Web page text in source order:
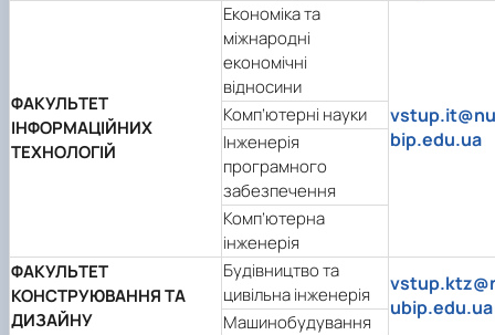
ФАКУЛЬТЕТ
ІНФОРМАЦІЙНИХ
ТЕХНОЛОГІЙ
Економіка та
міжнародні
економічні
відносини
vstup.it@nu
bip.edu.ua
Комп’ютерні науки
Інженерія
програмного
забезпечення
Комп’ютерна
інженерія
ФАКУЛЬТЕТ
КОНСТРУЮВАННЯ ТА
ДИЗАЙНУ
Будівництво та
цивільна інженерія
ubip.edu.ua
Машинобудування